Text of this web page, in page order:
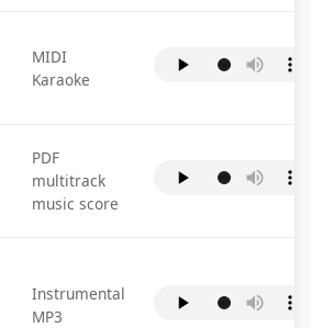
MIDI
Karaoke
PDF
multitrack
music score
Instrumental
MP3